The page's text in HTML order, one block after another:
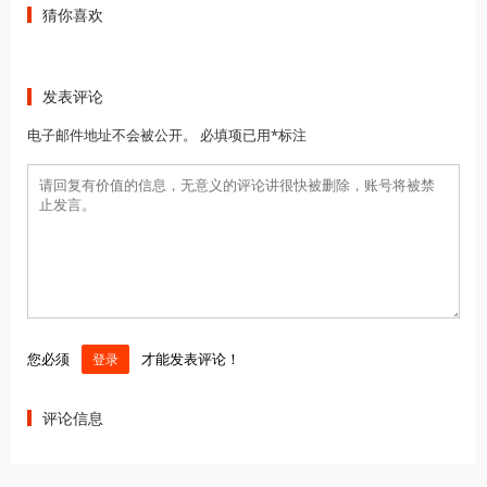
猜你喜欢
发表评论
电子邮件地址不会被公开。 必填项已用*标注
您必须 登录 才能发表评论！
评论信息